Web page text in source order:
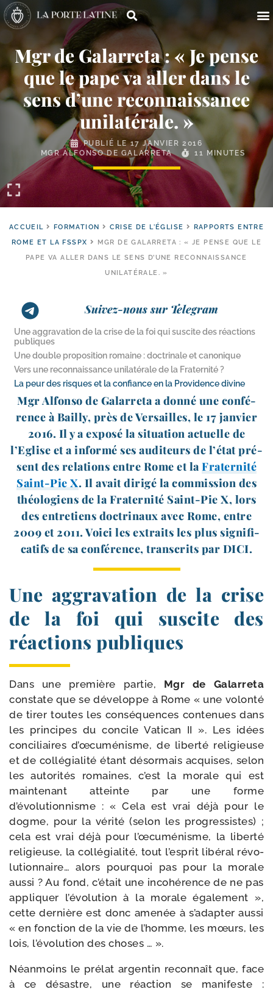
Mgr de Galarreta : « Je pense
que le pape va aller dans le
sens d’une reconnaissance
unilatérale. »
PUBLIÉ LE17 JANVIER 2016
MGR ALFONSO DE GALARRETA
11 MINUTES
ACCUEIL FORMATION CRISE DE L'ÉGLISE
RAPPORTS ENTRE
ROME ET LA FSSPX
MGR DE GALARRETA : « JE PENSE QUE LE
PAPE VA ALLER DANS LE SENS D’UNE RECONNAISSANCE
UNILATÉRALE. »
Suivez-nous sur Telegram
Une aggravation de la crise de la foi qui suscite des réactions
publiques
Une double proposition romaine : doctrinale et canonique
Vers une reconnaissance unilatérale de la Fraternité ?
La peur des risques et la confiance en la Providence divine
Mgr Alfonso de Galarreta a don­né une confé­
rence à Bailly, près de Versailles, le 17 jan­vier
2016. Il y a expo­sé la situa­tion actuelle de
l’Eglise et a infor­mé ses audi­teurs de l’état pré­
sent des rela­tions entre Rome et la Fraternité
Saint-​Pie X. Il avait diri­gé la com­mis­sion des
théo­lo­giens de la Fraternité Saint-​Pie X, lors
des entre­tiens doc­tri­naux avec Rome, entre
2009 et 2011. Voici les extraits les plus signi­fi­
ca­tifs de sa confé­rence, trans­crits par DICI.
Une aggravation de la crise
de la foi qui suscite des
réactions publiques
Dans une pre­mière par­tie, Mgr de Galarreta
constate que se déve­loppe à Rome « une volon­té
de tirer toutes les consé­quences conte­nues dans
les prin­cipes du concile Vatican II ». Les idées
conci­liaires d’œcuménisme, de liber­té reli­gieuse
et de col­lé­gia­li­té étant désor­mais acquises, selon
les auto­ri­tés romaines, c’est la morale qui est
main­te­nant atteinte par une forme
d’évolutionnisme : « Cela est vrai déjà pour le
dogme, pour la véri­té (selon les pro­gres­sistes) ;
cela est vrai déjà pour l’œcuménisme, la liber­té
reli­gieuse, la col­lé­gia­li­té, tout l’esprit libé­ral révo­
lu­tion­naire… alors pour­quoi pas pour la morale
aus­si ? Au fond, c’était une inco­hé­rence de ne pas
appli­quer l’évolution à la morale éga­le­ment »,
cette der­nière est donc ame­née à s’adapter aus­si
« en fonc­tion de la vie de l’homme, les mœurs, les
lois, l’évolution des choses … ».
Néanmoins le pré­lat argen­tin recon­naît que, face
à ce désastre, une réac­tion se mani­feste :